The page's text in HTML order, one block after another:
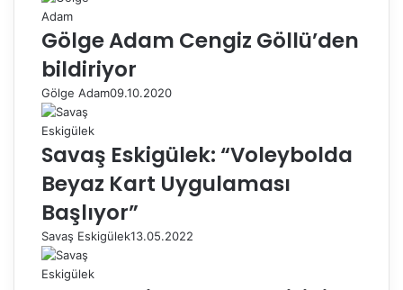
Gölge Adam Cengiz Göllü’den
bildiriyor
Gölge Adam09.10.2020
Savaş Eskigülek: “Voleybolda
Beyaz Kart Uygulaması
Başlıyor”
Savaş Eskigülek13.05.2022